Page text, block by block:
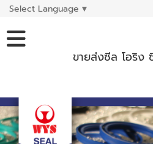
Select Language ▼
ขายส่งซีล โอริง